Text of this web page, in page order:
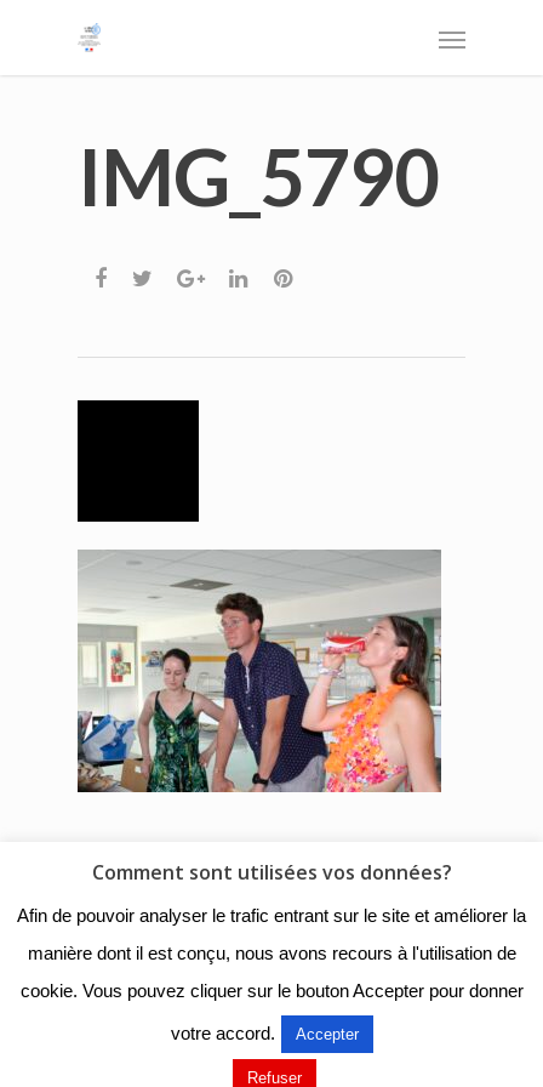
IMG_5790
© 2018 - Collège Henri de
Navarre |Mentions légales|
Organigramme|Nous
contacter
Mentions légales
Comment sont utilisées vos données?
Afin de pouvoir analyser le trafic entrant sur le site et améliorer la
manière dont il est conçu, nous avons recours à l'utilisation de
cookie. Vous pouvez cliquer sur le bouton Accepter pour donner
votre accord. Accepter
Refuser